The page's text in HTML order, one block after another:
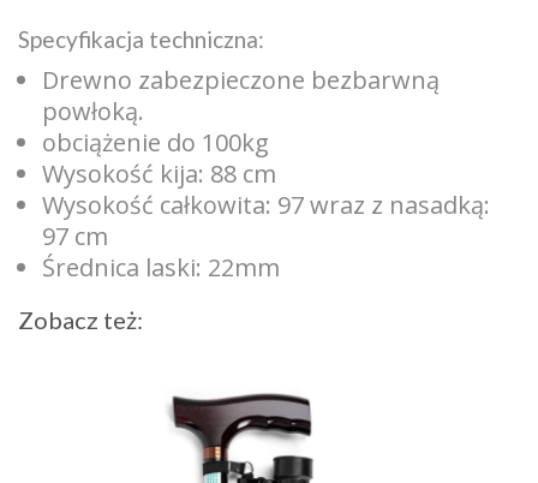
Specyfikacja techniczna:
Drewno zabezpieczone bezbarwną
powłoką.
obciążenie do 100kg
Wysokość kija: 88 cm
Wysokość całkowita: 97 wraz z nasadką:
97 cm
Średnica laski: 22mm
Zobacz też: